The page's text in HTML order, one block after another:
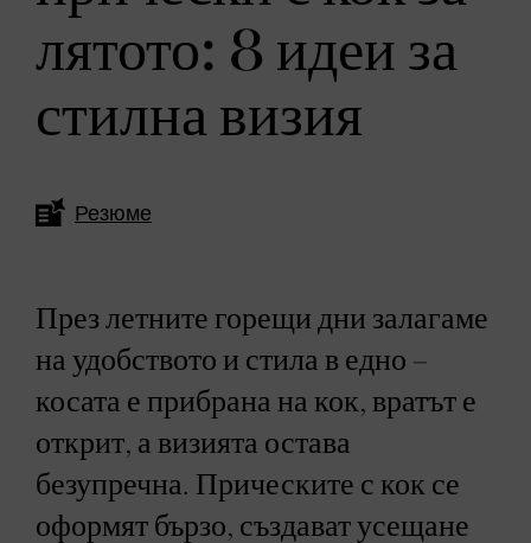
лятото: 8 идеи за
стилна визия
Резюме
През летните горещи дни залагаме
на удобството и стила в едно –
косата е прибрана на кок, вратът е
открит, а визията остава
безупречна. Прическите с кок се
оформят бързо, създават усещане